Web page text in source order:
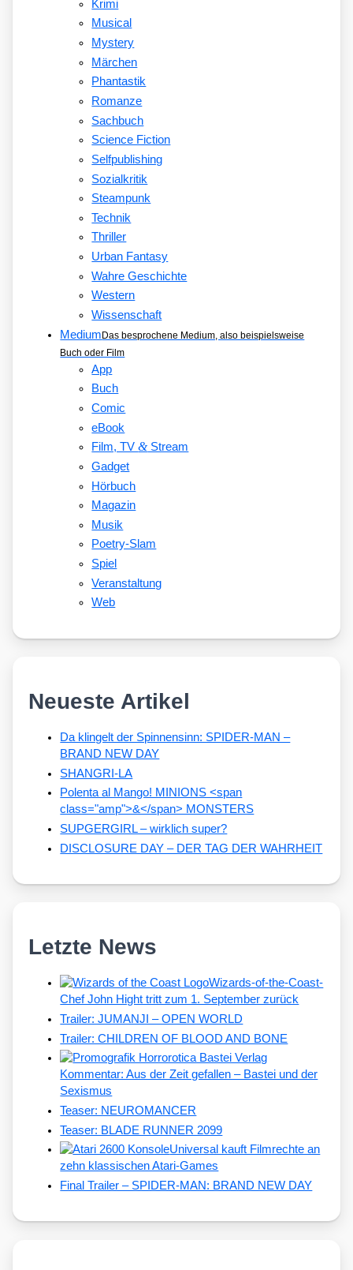
Krimi
Musical
Mystery
Märchen
Phantastik
Romanze
Sachbuch
Science Fiction
Selfpublishing
Sozialkritik
Steampunk
Technik
Thriller
Urban Fantasy
Wahre Geschichte
Western
Wissenschaft
MediumDas besprochene Medium, also beispielsweise
Buch oder Film
App
Buch
Comic
eBook
Film, TV&Stream
Gadget
Hörbuch
Magazin
Musik
Poetry-Slam
Spiel
Veranstaltung
Web
Neueste Artikel
Da klingelt der Spinnensinn: SPIDER-MAN –
BRAND NEW DAY
SHANGRI-LA
Polenta al Mango! MINIONS <span
class="amp">&</span> MONSTERS
SUPGERGIRL – wirklich super?
DISCLOSURE DAY – DER TAG DER WAHRHEIT
Letzte News
Wizards-of-the-Coast-
Chef John Hight tritt zum 1. September zurück
Trailer: JUMANJI – OPEN WORLD
Trailer: CHILDREN OF BLOOD AND BONE
Kommentar: Aus der Zeit gefallen – Bastei und der
Sexismus
Teaser: NEUROMANCER
Teaser: BLADE RUNNER 2099
Universal kauft Filmrechte an
zehn klassischen Atari-Games
Final Trailer – SPIDER-MAN: BRAND NEW DAY